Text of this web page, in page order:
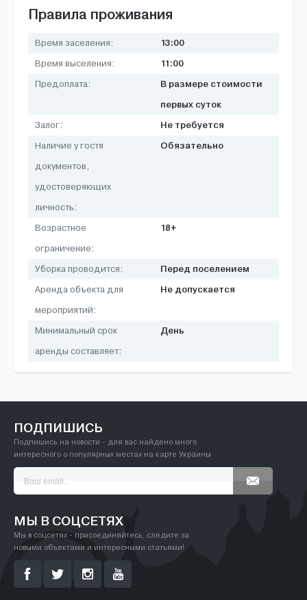
Правила проживания
Время заселения: 13:00
Время выселения: 11:00
Предоплата:
В размере стоимости
первых суток
Залог: Не требуется
Наличие у гостя
документов,
удостоверяющих
личность:
Обязательно
Возрастное
ограничение:
18+
Уборка проводится: Перед поселением
Аренда объекта для
мероприятий:
Не допускается
Минимальный срок
аренды составляет:
День
ПОДПИШИСЬ
Подпишись на новости - для вас найдено много
интересного о популярных местах на карте Украины
МЫ В СОЦСЕТЯХ
Мы в соцсетях - присоединяйтесь, следите за
новыми объектами и интересными статьями!